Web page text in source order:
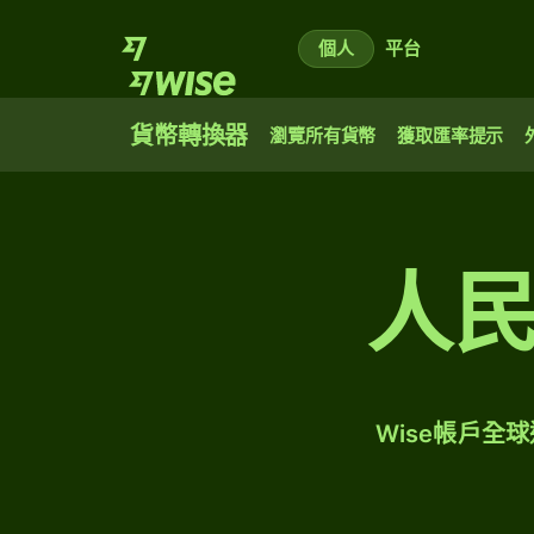
個人 平台
貨幣轉換器 瀏覽所有貨幣 獲取匯率提示
人
Wise帳戶全球